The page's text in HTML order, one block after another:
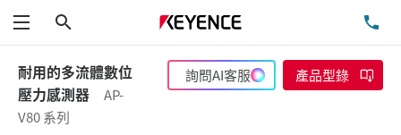
功能表
耐用的多流體數位
壓力感測器
AP-
V80 系列
詢問AI客服 產品型錄